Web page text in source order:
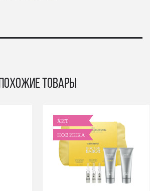
товары
ХИТ
НОВИНКА